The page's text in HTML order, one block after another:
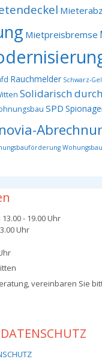
Mietpreisbremse
Rauchmelder Schwarz-
Solidarisch
SPD
- 19.00 Uhr
Uhr
vereinbaren Sie